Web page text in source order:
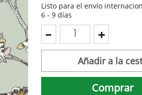
Listo para el envío
6 - 9 días
Añadir a la
Comprar